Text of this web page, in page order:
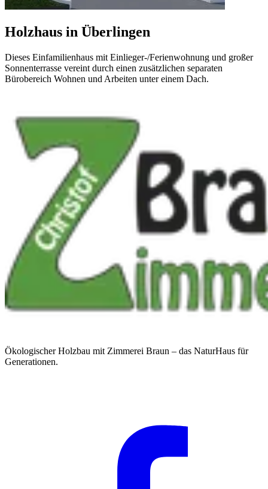
Holzhaus in Überlingen
Dieses Einfamilienhaus mit Einlieger-/Ferienwohnung und großer
Sonnenterrasse vereint durch einen zusätzlichen separaten
Bürobereich Wohnen und Arbeiten unter einem Dach.
Ökologischer Holzbau mit Zimmerei Braun – das NaturHaus für
Generationen.